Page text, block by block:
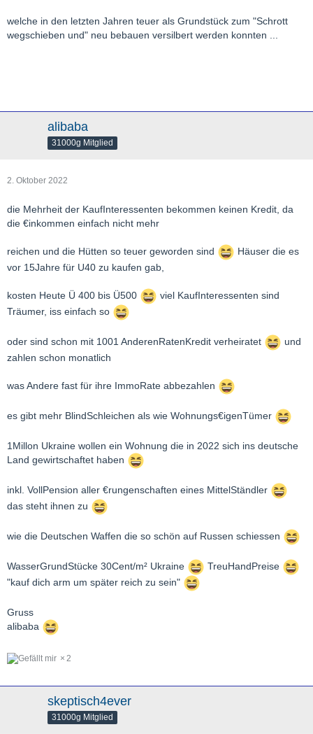
welche in den letzten Jahren teuer als Grundstück zum "Schrott
wegschieben und" neu bebauen versilbert werden konnten ...
alibaba
31000g Mitglied
2. Oktober 2022
die Mehrheit der KaufInteressenten bekommen keinen Kredit, da
die €inkommen einfach nicht mehr
reichen und die Hütten so teuer geworden sind
Häuser die es
vor 15Jahre für U40 zu kaufen gab,
kosten Heute Ü 400 bis Ü500
viel KaufInteressenten sind
Träumer, iss einfach so
oder sind schon mit 1001 AnderenRatenKredit verheiratet
und
zahlen schon monatlich
was Andere fast für ihre ImmoRate abbezahlen
es gibt mehr BlindSchleichen als wie Wohnungs€igenTümer
1Millon Ukraine wollen ein Wohnung die in 2022 sich ins deutsche
Land gewirtschaftet haben
inkl. VollPension aller €rungenschaften eines MittelStändler
das steht ihnen zu
wie die Deutschen Waffen die so schön auf Russen schiessen
WasserGrundStücke 30Cent/m² Ukraine
TreuHandPreise
"kauf dich arm um später reich zu sein"
Gruss
alibaba
2
skeptisch4ever
31000g Mitglied